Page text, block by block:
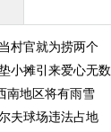
村官就为捞两个
小摊引来爱心无数
南地区将有雨雪
夫球场违法占地